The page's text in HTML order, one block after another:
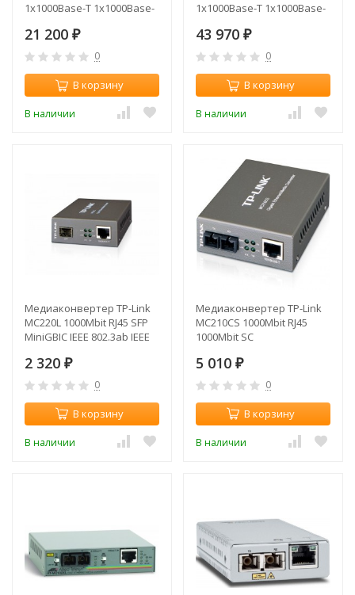
1x1000Base-T 1x1000Base-
SingleMode 15km
21 200 ₽
0
В корзину
В наличии
1x1000Base-T 1x1000Base-
SingleMode 15km
43 970 ₽
0
В корзину
В наличии
Медиаконвертер TP-Link
MC220L 1000Mbit RJ45 SFP
MiniGBIC IEEE 802.3ab IEEE
2 320 ₽
0
В корзину
В наличии
Медиаконвертер TP-Link
MC210CS 1000Mbit RJ45
1000Mbit SC
5 010 ₽
0
В корзину
В наличии